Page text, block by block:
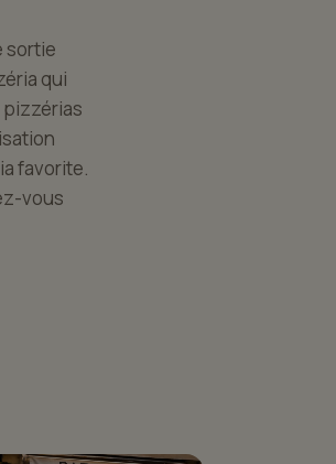
sortie
qui
favorite.
vous